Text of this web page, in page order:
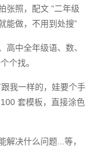
张照，配文 “二年级
能做，不用到处搜”
高中全年级语、数、
个找。
我一样的，娃要个手
套模板，直接涂色
解决什么问题...等，